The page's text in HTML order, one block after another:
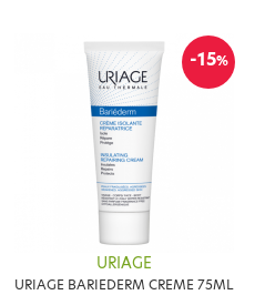
-15%
URIAGE
URIAGE BARIEDERM CREME 75ML